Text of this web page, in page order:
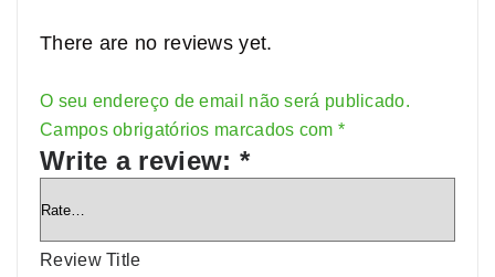
There are no reviews yet.
O seu endereço de email não será publicado.
Campos obrigatórios marcados com *
Write a review: *
Review Title
Alternative: